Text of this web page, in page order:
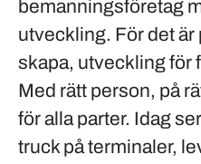
bemanningsföretag
utveckling. För det är
skapa, utveckling för
Med rätt person, på
för alla parter. Idag
truck på terminaler,